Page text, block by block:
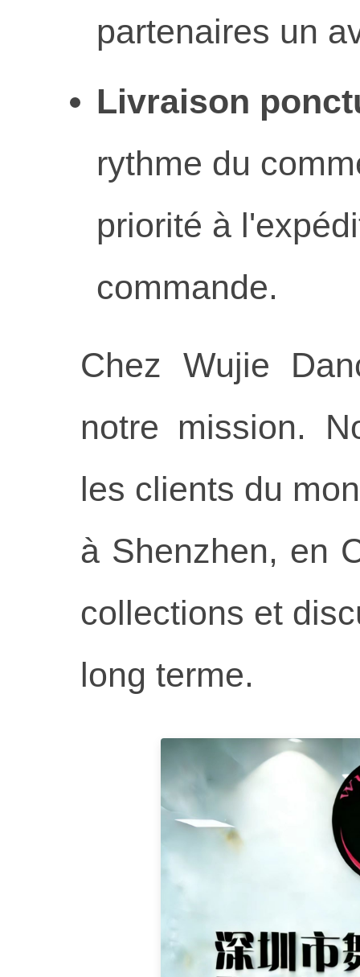
partenaires un
Livraison
rythme du
priorité à
commande.
Chez Wujie
notre mission.
les clients du
à Shenzhen, en
collections et
long terme.